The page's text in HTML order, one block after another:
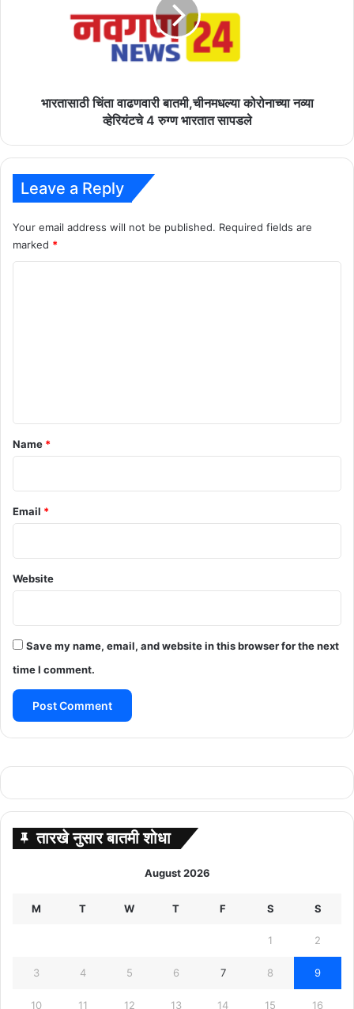
भारतासाठी चिंता वाढणवारी बातमी,चीनमधल्या कोरोनाच्या नव्या
व्हेरियंटचे 4 रुग्ण भारतात सापडले
Leave a Reply
Your email address will not be published. Required fields are
marked *
*
Name *
Email *
Website
Save my name, email, and website in this browser for the next
time I comment.
तारखे नुसार बातमी शोधा
August 2026
M T W T F S S
1 2
3 4 5 6 7 8 9
10 11 12 13 14 15 16